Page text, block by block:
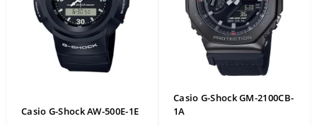
Casio G-Shock AW-500E-1E
Casio G-Shock GM-2100CB-
1A